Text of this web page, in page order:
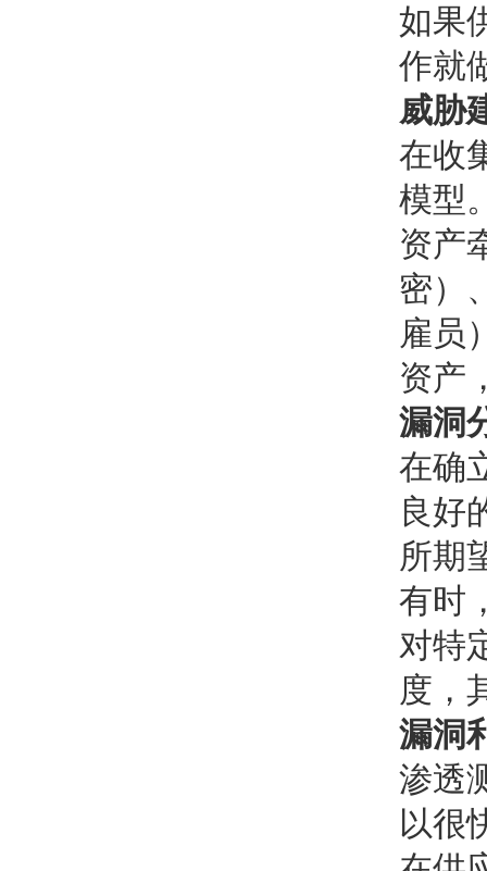
如果
作就
威胁
在收
模型
资产
密）
雇员
资产
漏洞
在确
良好
所期
有时
对特
度，
漏洞
渗透
以很